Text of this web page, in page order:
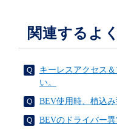
関連するよ
キーレスアクセス
い。
BEV使用時、植込
BEVのドライバー